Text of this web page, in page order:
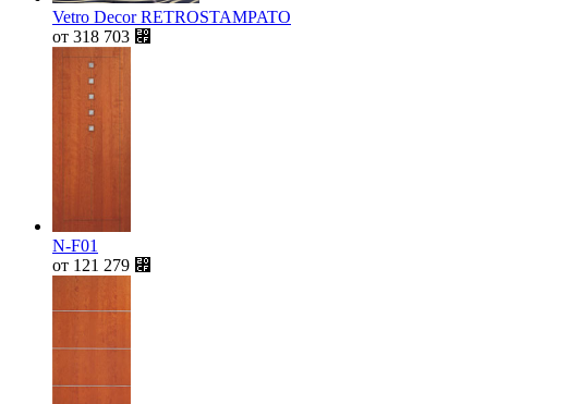
Vetro Decor RETROSTAMPATO
от 318 703 ⃏
N-F01
от 121 279 ⃏